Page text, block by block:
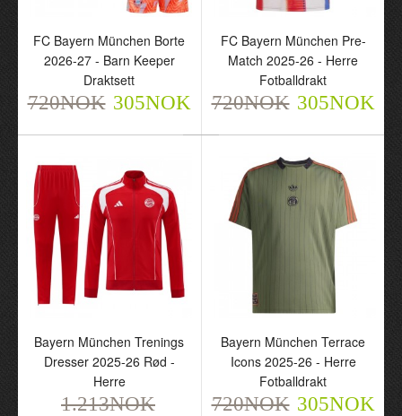
Keeper Langermet
802NOK 325NOK
Keeper Fotballdrakt
720NOK 305NOK
FC Bayern München
Borte 2026-27 - Barn
Keeper Draktsett
720NOK
FC Bayern München Borte
2026-27 - Barn Keeper
Draktsett
720NOK 305NOK
FC Bayern München Pre-
Match 2025-26 - Herre
Fotballdrakt
720NOK 305NOK
Bayern München Trenings
Dresser 2025-26 Rød -
Herre
1.213NOK
Bayern München Terrace
Icons 2025-26 - Herre
Fotballdrakt
720NOK 305NOK